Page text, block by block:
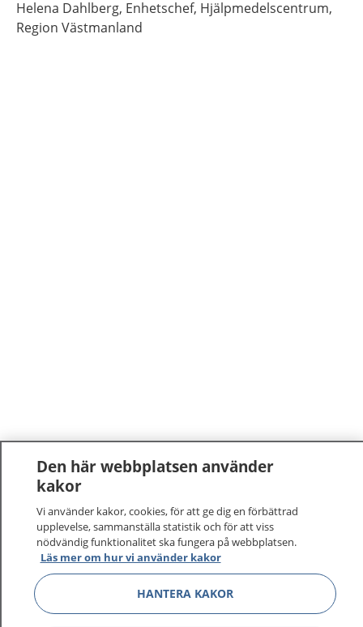
Helena Dahlberg, Enhetschef, Hjälpmedelscentrum,
Region Västmanland
1177 –tryggt om din hälsa och vård
På 1177.se får du råd om hälsa och information om
sjukdomar och vilka mottagningar du kan kontakta.
Logga in för att läsa din journal och göra dina
vårdärenden. Ring telefonnummer 1177 för
sjukvårdsrådgivning dygnet runt.
Den här webbplatsen använder
kakor
Vi använder kakor, cookies, för att ge dig en förbättrad
upplevelse, sammanställa statistik och för att viss
nödvändig funktionalitet ska fungera på webbplatsen.
Läs mer om hur vi använder kakor
HANTERA KAKOR